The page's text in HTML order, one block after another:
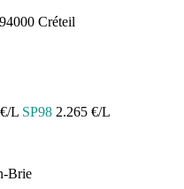
Créteil
L SP98 2.265 €/L
Brie